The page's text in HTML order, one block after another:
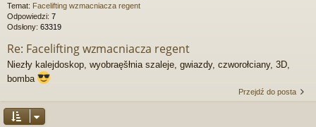
Temat: Facelifting wzmacniacza regent
Odpowiedzi: 7
Odsłony: 63319
Re: Facelifting wzmacniacza regent
Niezły kalejdoskop, wyobraęšłnia szaleje, gwiazdy, czworołciany, 3D,
bomba
Przejdź do posta